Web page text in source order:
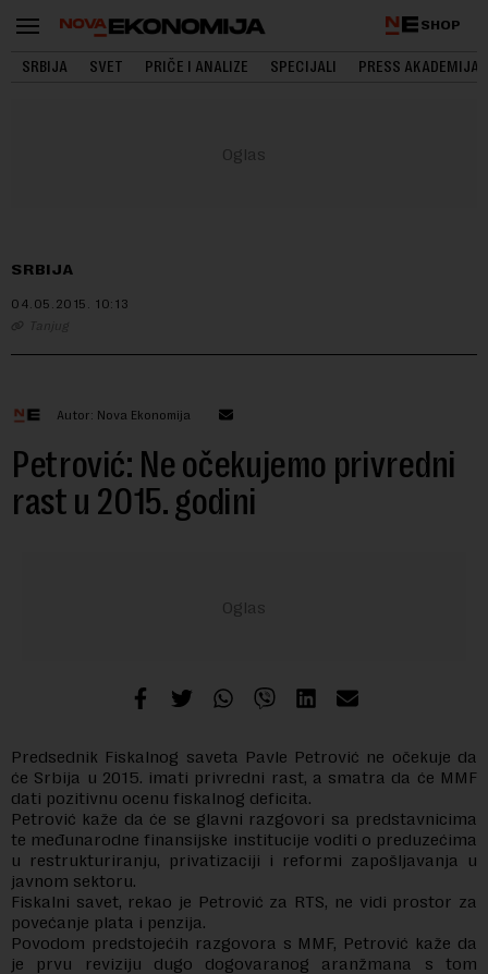
SHOP
SRBIJA SVET PRIČE I ANALIZE SPECIJALI PRESS AKADEMIJA
SRBIJA
04.05.2015. 10:13
Tanjug
Autor: Nova Ekonomija
Petrović: Ne očekujemo privredni
rast u 2015. godini
Predsednik Fiskalnog saveta Pavle Petrović ne očekuje da
će Srbija u 2015. imati privredni rast, a smatra da će MMF
dati pozitivnu ocenu fiskalnog deficita.
Petrović kaže da će se glavni razgovori sa predstavnicima
te međunarodne finansijske institucije voditi o preduzećima
u restrukturiranju, privatizaciji i reformi zapošljavanja u
javnom sektoru.
Fiskalni savet, rekao je Petrović za RTS, ne vidi prostor za
povećanje plata i penzija.
Povodom predstojećih razgovora s MMF, Petrović kaže da
je prvu reviziju dugo dogovaranog aranžmana s tom